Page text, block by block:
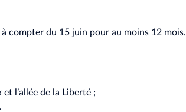
compter du 15 juin pour au moins 12 mois.
l’allée de la Liberté ;